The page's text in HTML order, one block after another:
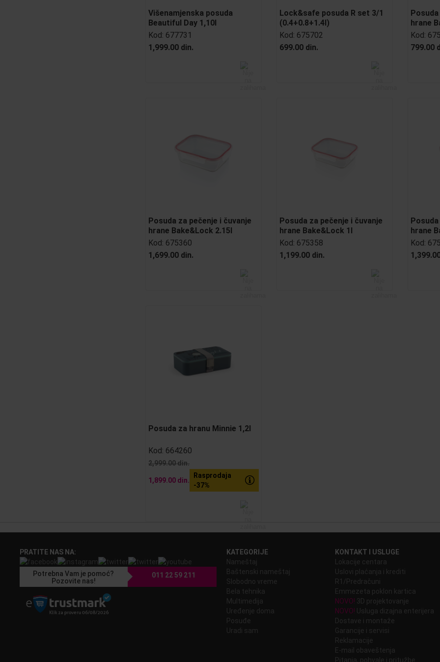
Višenamjenska posuda
Beautiful Day 1,10l
Kod: 677731
1,999.00 din.
Lock&safe posuda R set 3/1
(0.4+0.8+1.4l)
Kod: 675702
699.00 din.
hrane
Kod:
799.00
Posuda za pečenje i čuvanje
hrane Bake&Lock 2.15l
Kod: 675360
1,699.00 din.
Posuda za pečenje i čuvanje
hrane Bake&Lock 1l
Kod: 675358
1,199.00 din.
hrane
Kod:
Posuda za hranu Minnie 1,2l
Kod: 664260
2,999.00 din.
1,899.00 din.
Rasprodaja
-37%
PRATITE NAS NA:
Potrebna Vam je pomoć?
Pozovite nas!
011 22 59 211
KATEGORIJE
Nameštaj
Baštenski nameštaj
Slobodno vreme
Bela tehnika
Multimedija
Uređenje doma
Posuđe
Uradi sam
KONTAKT I USLUGE
Lokacije centara
Uslovi plaćanja i krediti
R1/Predračuni
Emmezeta poklon kartica
NOVO! 3D projektovanje
NOVO!
Usluga dizajna enterijera
Dostave i montaže
Garancije i servisi
Reklamacije
E-mail obaveštenja
Pitanja, pohvale i pritužbe